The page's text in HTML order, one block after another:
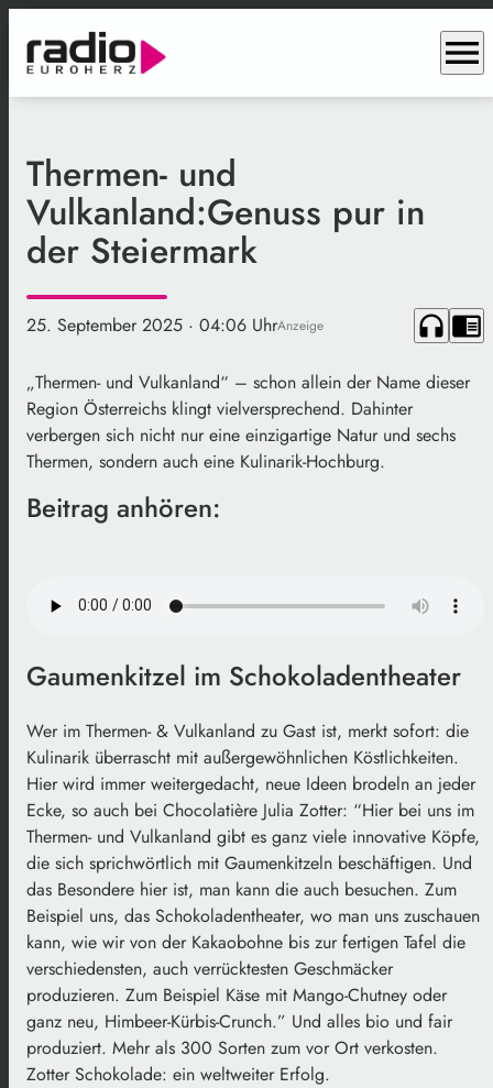
menu
Thermen- und
Vulkanland:Genuss pur in
der Steiermark
25. September 2025 · 04:06 UhrAnzeige headphones chrome_reader_mode
„Thermen- und Vulkanland“ – schon allein der Name dieser
Region Österreichs klingt vielversprechend. Dahinter
verbergen sich nicht nur eine einzigartige Natur und sechs
Thermen, sondern auch eine Kulinarik-Hochburg.
Beitrag anhören:
Gaumenkitzel im Schokoladentheater
Wer im Thermen- & Vulkanland zu Gast ist, merkt sofort: die
Kulinarik überrascht mit außergewöhnlichen Köstlichkeiten.
Hier wird immer weitergedacht, neue Ideen brodeln an jeder
Ecke, so auch bei Chocolatière Julia Zotter: “Hier bei uns im
Thermen- und Vulkanland gibt es ganz viele innovative Köpfe,
die sich sprichwörtlich mit Gaumenkitzeln beschäftigen. Und
das Besondere hier ist, man kann die auch besuchen. Zum
Beispiel uns, das Schokoladentheater, wo man uns zuschauen
kann, wie wir von der Kakaobohne bis zur fertigen Tafel die
verschiedensten, auch verrücktesten Geschmäcker
produzieren. Zum Beispiel Käse mit Mango-Chutney oder
ganz neu, Himbeer-Kürbis-Crunch.” Und alles bio und fair
produziert. Mehr als 300 Sorten zum vor Ort verkosten.
Zotter Schokolade: ein weltweiter Erfolg.